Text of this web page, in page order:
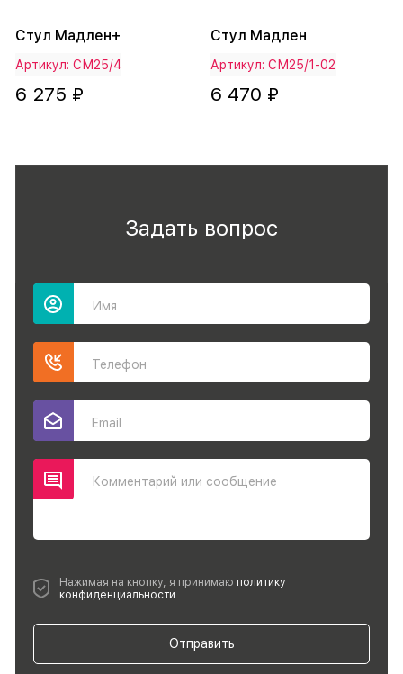
Стул Мадлен+
Артикул: СМ25/4
6 275 ₽
Стул Мадлен
Артикул: СМ25/1-02
6 470 ₽
Задать вопрос
Имя
Телефон
Email
Комментарий или сообщение
Нажимая на кнопку, я принимаю политику
конфиденциальности
Отправить